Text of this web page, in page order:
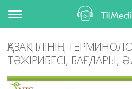
Toggle
navigation
ҚАЗАҚ ТІЛІНІҢ
ТӘЖІРИБЕСІ, БАҒДАРЫ,